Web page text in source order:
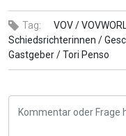
Tag: VOV /
Schiedsrichterinnen /
Gastgeber /Tori Penso